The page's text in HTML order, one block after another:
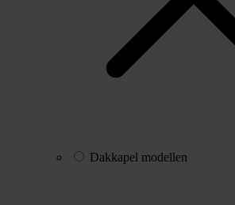
Dakkapel modellen